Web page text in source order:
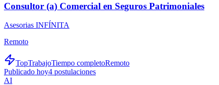
Consultor (a) Comercial en Seguros Patrimoniales
Asesorias INFÍNITA
Remoto
TopTrabajoTiempo completoRemoto
Publicado hoy4 postulaciones
AI